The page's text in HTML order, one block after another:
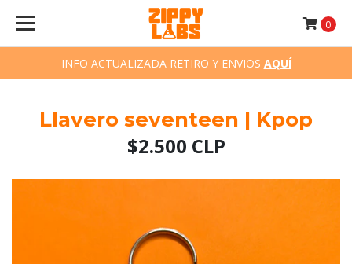
INFO ACTUALIZADA RETIRO Y ENVIOS AQUÍ
0
Llavero seventeen | Kpop
$2.500 CLP